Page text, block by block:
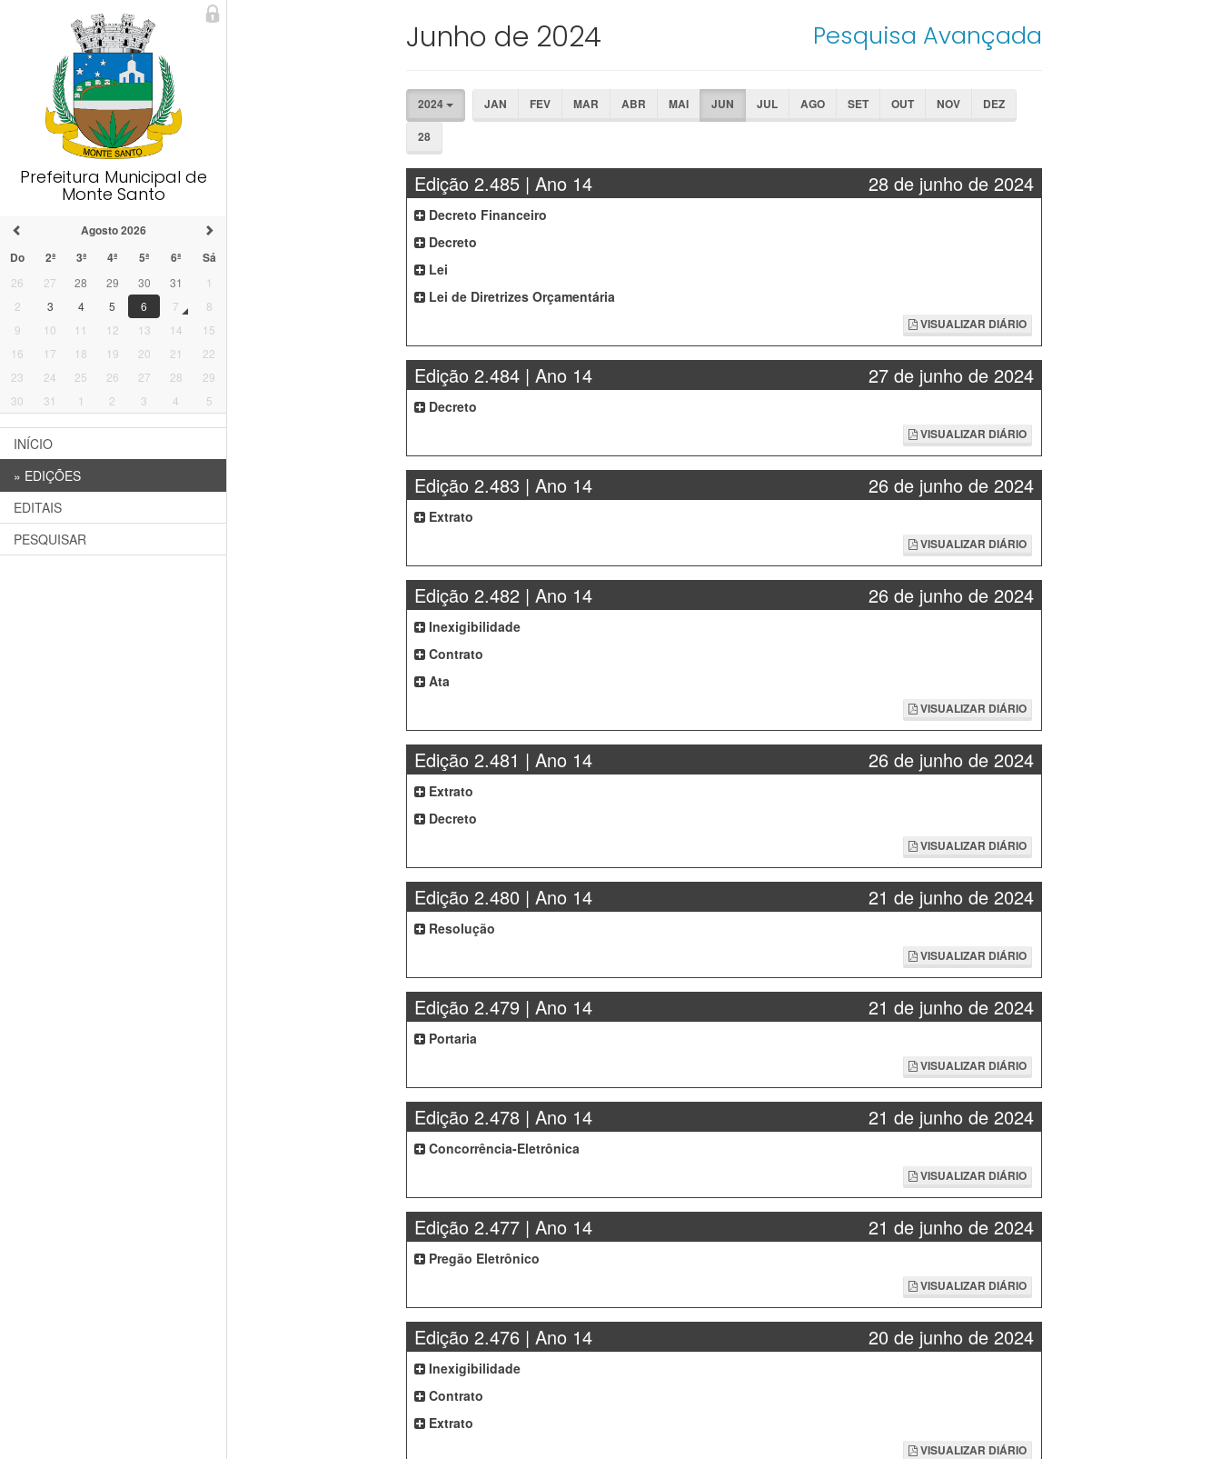
Prefeitura Municipal de
Monte Santo
Agosto 2026
Do
2ª 3ª 4ª 5ª 6ª Sá
26 27 28 29 30 31
1
2
3 4 5 6 7
8
9
10 11 12 13 14
15
16
17 18 19 20 21
22
23
24 25 26 27 28
29
30
31 1 2 3 4 5
INÍCIO
» EDIÇÕES
EDITAIS
PESQUISAR
Junho de 2024 Pesquisa Avançada
2024 JAN FEV MAR ABR MAI JUN JUL AGO SET OUT NOV
DEZ
28
Edição 2.485 | Ano 14 28 de junho de 2024
Decreto Financeiro
Decreto
Lei
Lei de Diretrizes Orçamentária
VISUALIZAR DIÁRIO
Edição 2.484 | Ano 14 27 de junho de 2024
Decreto
VISUALIZAR DIÁRIO
Edição 2.483 | Ano 14 26 de junho de 2024
Extrato
VISUALIZAR DIÁRIO
Edição 2.482 | Ano 14 26 de junho de 2024
Inexigibilidade
Contrato
Ata
VISUALIZAR DIÁRIO
Edição 2.481 | Ano 14 26 de junho de 2024
Extrato
Decreto
VISUALIZAR DIÁRIO
Edição 2.480 | Ano 14 21 de junho de 2024
Resolução
VISUALIZAR DIÁRIO
Edição 2.479 | Ano 14 21 de junho de 2024
Portaria
VISUALIZAR DIÁRIO
Edição 2.478 | Ano 14 21 de junho de 2024
Concorrência-Eletrônica
VISUALIZAR DIÁRIO
Edição 2.477 | Ano 14 21 de junho de 2024
Pregão Eletrônico
VISUALIZAR DIÁRIO
Edição 2.476 | Ano 14 20 de junho de 2024
Inexigibilidade
Contrato
Extrato
VISUALIZAR DIÁRIO